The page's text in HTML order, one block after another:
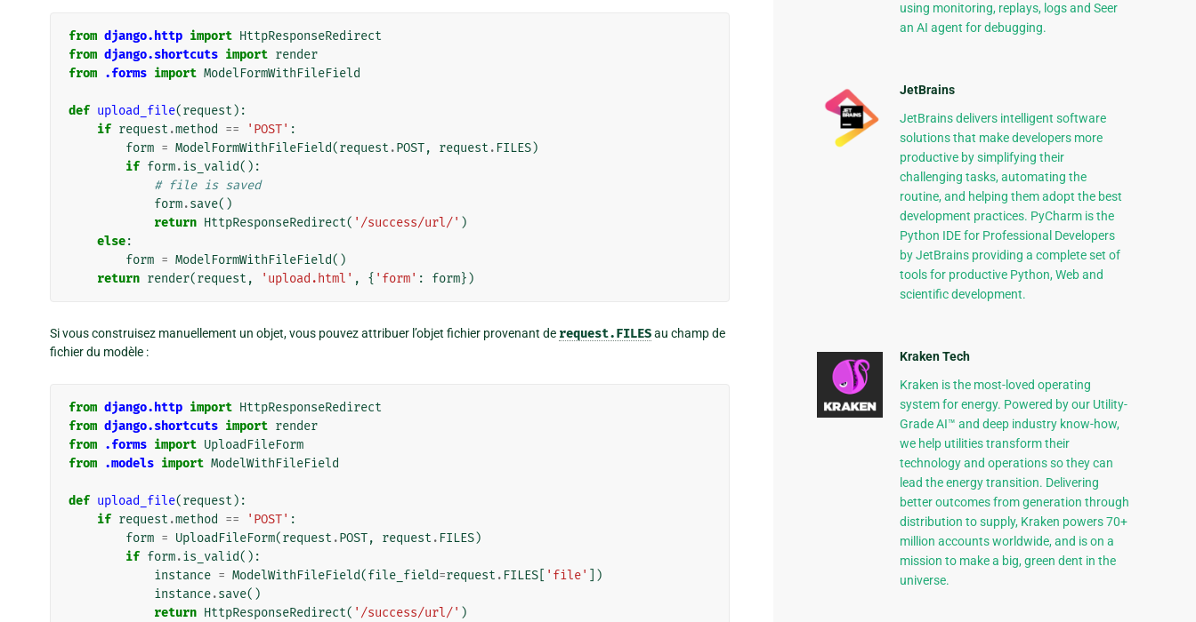
from django.http import HttpResponseRedirect
from django.shortcuts import render
from .forms import ModelFormWithFileField
def upload_file(request ):
if request .method == 'POST' :
form = ModelFormWithFileField(request .POST, request . FILES)
if form.is_valid():
# file is saved
form.save()
return HttpResponseRedirect( '/success/url/' )
else:
form = ModelFormWithFileField()
return render(request , 'upload.html' , { 'form' : form})
Si vous construisez manuellement un objet, vous pouvez attribuer l’objet fichier provenant de request.FILESau champ de
fichier du modèle :
from django.http import HttpResponseRedirect
from django.shortcuts import render
from .forms import UploadFileForm
from .models import ModelWithFileField
def upload_file(request ):
if request .method == 'POST' :
form = UploadFileForm(request .POST, request . FILES)
if form.is_valid():
instance = ModelWithFileField(file_field=request . FILES 'file'
])
instance.save()
return HttpResponseRedirect( '/success/url/' )
using monitoring, replays, logs and Seer
an AI agent for debugging.
JetBrains
JetBrains delivers intelligent software
solutions that make developers more
productive by simplifying their
challenging tasks, automating the
routine, and helping them adopt the best
development practices. PyCharm is the
Python IDE for Professional Developers
by JetBrains providing a complete set of
tools for productive Python, Web and
scientific development.
Kraken Tech
Kraken is the most-loved operating
system for energy. Powered by our Utility-
Grade AI™ and deep industry know-how,
we help utilities transform their
technology and operations so they can
lead the energy transition. Delivering
better outcomes from generation through
distribution to supply, Kraken powers 70+
million accounts worldwide, and is on a
mission to make a big, green dent in the
universe.